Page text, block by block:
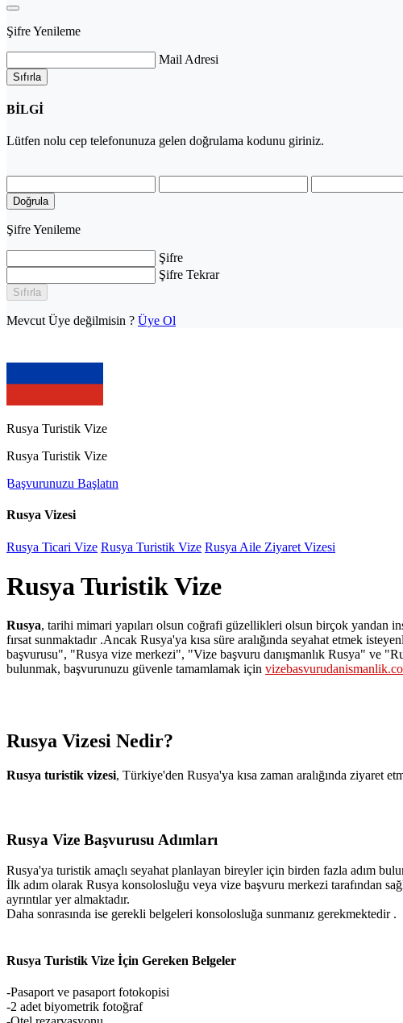
Şifre Yenileme
Mail Adresi
Sıfırla
BİLGİ
Lütfen nolu cep telefonunuza gelen doğrulama kodunu giriniz.
Doğrula
Şifre Yenileme
Şifre
Şifre Tekrar
Sıfırla
Mevcut Üye değilmisin ? Üye Ol
Rusya Turistik Vize
Rusya Turistik Vize
Başvurunuzu Başlatın
Rusya Vizesi
Rusya Ticari Vize Rusya Turistik Vize Rusya Aile Ziyaret Vizesi
Rusya Turistik Vize
Rusya, tarihi mimari yapıları olsun coğrafi güzellikleri olsun birçok yandan
fırsat sunmaktadır .Ancak Rusya'ya kısa süre aralığında seyahat etmek
başvurusu", "Rusya vize merkezi", "Vize başvuru danışmanlık Rusya" ve
bulunmak, başvurunuzu güvenle tamamlamak için
Rusya Vizesi Nedir?
Rusya turistik vizesi, Türkiye'den Rusya'ya kısa zaman aralığında ziyaret
Rusya Vize Başvurusu Adımları
Rusya'ya turistik amaçlı seyahat planlayan bireyler için birden fazla adım
İlk adım olarak Rusya konsolosluğu veya vize başvuru merkezi tarafından
ayrıntılar yer almaktadır.
Daha sonrasında ise gerekli belgeleri konsolosluğa sunmanız gerekmektedir .
Rusya Turistik Vize İçin Gereken Belgeler
-Pasaport ve pasaport fotokopisi
-2 adet biyometrik fotoğraf